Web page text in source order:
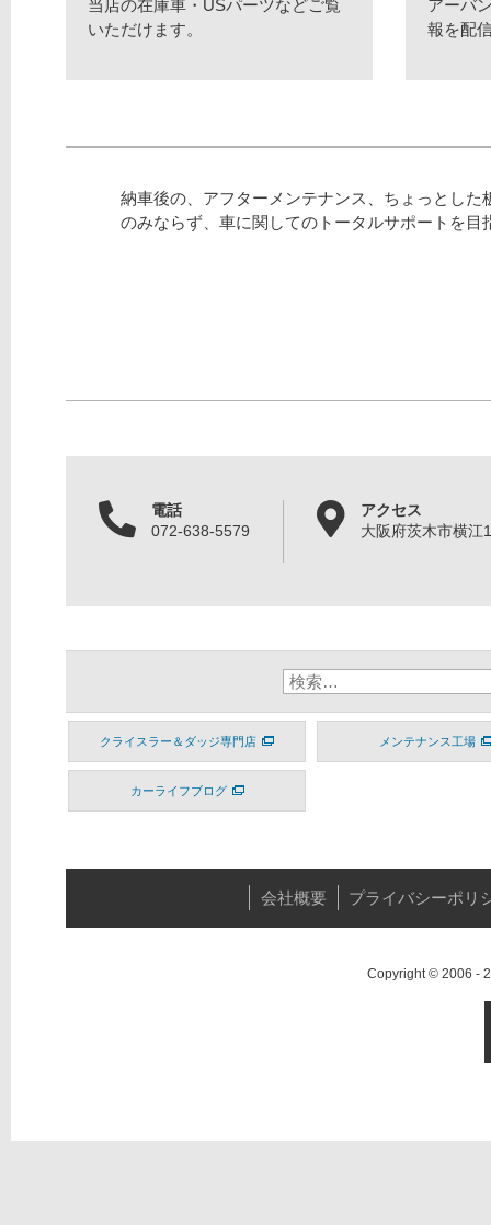
当店の在庫車・USパーツなどご覧
いただけます。
アーバ
報を配
納車後の、アフターメンテナンス、ちょっとした
のみならず、車に関してのトータルサポートを目
電話
072-638-5579
アクセス
大阪府茨木市横江
クライスラー＆ダッジ専門店 メンテナンス工場
カーライフブログ
会社概要 プライバシーポリ
Copyright © 2006 -